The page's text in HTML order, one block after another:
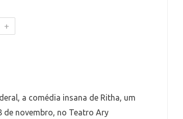
+
a comédia insana de Ritha, um
de novembro, no Teatro Ary